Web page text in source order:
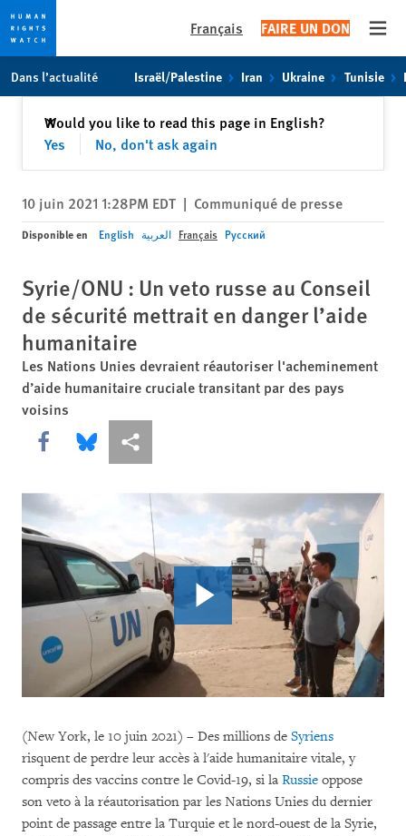
toto
content
Français FAIRE UN DON
Dans l’actualité Israël/Palestine Iran Ukraine Tunisie
Would you like to read this page in English?
Yes
No, don't ask again
✕Fermer
10 juin 2021 1:28PM EDT | Communiqué de presse
Disponible en English العربية Français Русский
Syrie/ONU : Un veto russe au Conseil
de sécurité mettrait en danger l’aide
humanitaire
Les Nations Unies devraient réautoriser l'acheminement
d’aide humanitaire cruciale transitant par des pays
voisins
Share this via Facebook
Share this via Bluesky
Share this via Partagez
(New York, le 10 juin 2021) – Des millions de Syriens
risquent de perdre leur accès à l'aide humanitaire vitale, y
compris des vaccins contre le Covid-19, si la Russie oppose
son veto à la réautorisation par les Nations Unies du dernier
point de passage entre la Turquie et le nord-ouest de la Syrie,